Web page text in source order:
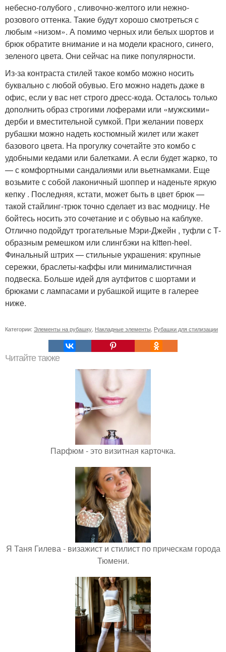
небесно-голубого , сливочно-желтого или нежно-
розового оттенка. Такие будут хорошо смотреться с
любым «низом». А помимо черных или белых шортов и
брюк обратите внимание и на модели красного, синего,
зеленого цвета. Они сейчас на пике популярности.
Из-за контраста стилей такое комбо можно носить
буквально с любой обувью. Его можно надеть даже в
офис, если у вас нет строго дресс-кода. Осталось только
дополнить образ строгими лоферами или «мужскими»
дерби и вместительной сумкой. При желании поверх
рубашки можно надеть костюмный жилет или жакет
базового цвета. На прогулку сочетайте это комбо с
удобными кедами или балетками. А если будет жарко, то
— с комфортными сандалиями или вьетнамками. Еще
возьмите с собой лаконичный шоппер и наденьте яркую
кепку . Последняя, кстати, может быть в цвет брюк —
такой стайлинг-трюк точно сделает из вас модницу. Не
бойтесь носить это сочетание и с обувью на каблуке.
Отлично подойдут трогательные Мэри-Джейн , туфли с Т-
образным ремешком или слингбэки на kitten-heel.
Финальный штрих — стильные украшения: крупные
сережки, браслеты-каффы или минималистичная
подвеска. Больше идей для аутфитов с шортами и
брюками с лампасами и рубашкой ищите в галерее
ниже.
Категории: Элементы на рубашку Накладные элементы Рубашки для стилизации
Читайте также
Парфюм - это визитная карточка.
Я Таня Гилева - визажист и стилист по прическам города
Тюмени.